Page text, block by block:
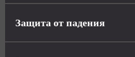
Защита от падения